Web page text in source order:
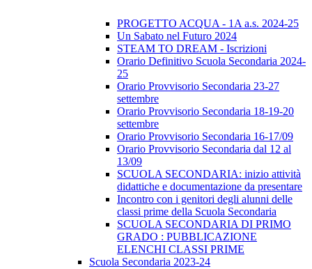
PROGETTO ACQUA - 1A a.s. 2024-25
Un Sabato nel Futuro 2024
STEAM TO DREAM - Iscrizioni
Orario Definitivo Scuola Secondaria 2024-
25
Orario Provvisorio Secondaria 23-27
settembre
Orario Provvisorio Secondaria 18-19-20
settembre
Orario Provvisorio Secondaria 16-17/09
Orario Provvisorio Secondaria dal 12 al
13/09
SCUOLA SECONDARIA: inizio attività
didattiche e documentazione da presentare
Incontro con i genitori degli alunni delle
classi prime della Scuola Secondaria
SCUOLA SECONDARIA DI PRIMO
GRADO : PUBBLICAZIONE
ELENCHI CLASSI PRIME
Scuola Secondaria 2023-24